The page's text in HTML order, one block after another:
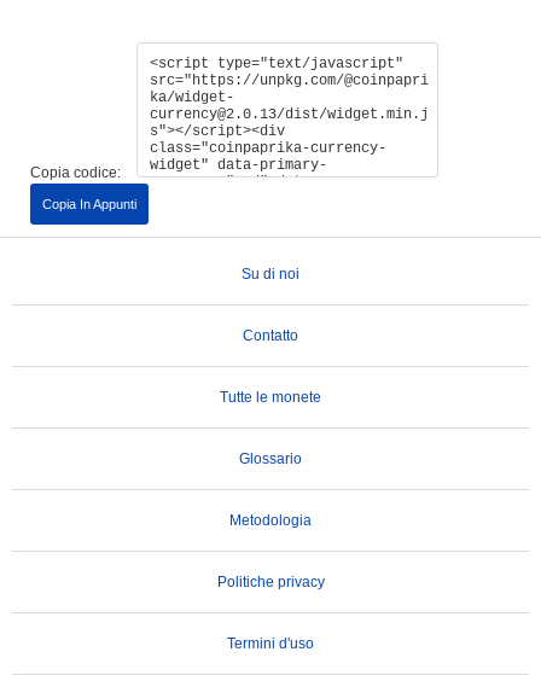
Copia codice:
Copia In Appunti
Su di noi
Contatto
Tutte le monete
Glossario
Metodologia
Politiche privacy
Termini d'uso